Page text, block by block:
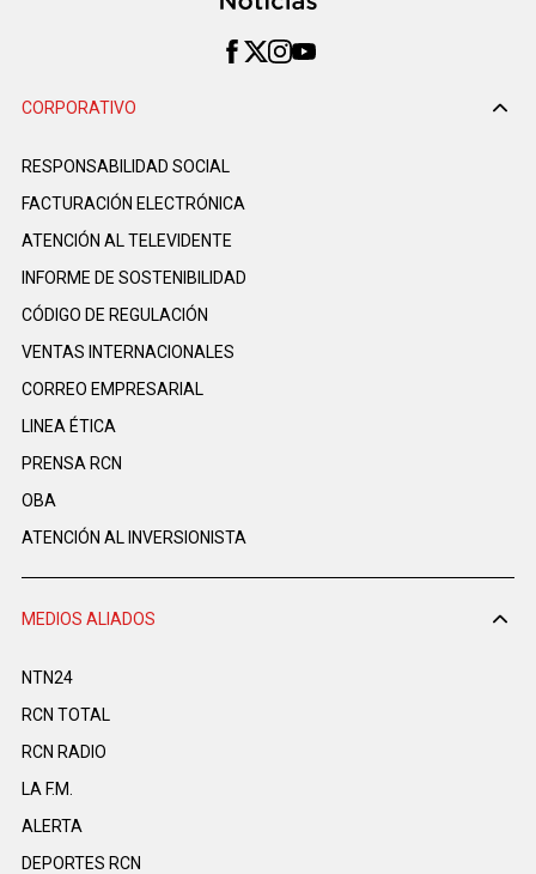
CORPORATIVO
RESPONSABILIDAD SOCIAL
FACTURACIÓN ELECTRÓNICA
ATENCIÓN AL TELEVIDENTE
INFORME DE SOSTENIBILIDAD
CÓDIGO DE REGULACIÓN
VENTAS INTERNACIONALES
CORREO EMPRESARIAL
LINEA ÉTICA
PRENSA RCN
OBA
ATENCIÓN AL INVERSIONISTA
MEDIOS ALIADOS
NTN24
RCN TOTAL
RCN RADIO
LA F.M.
ALERTA
DEPORTES RCN